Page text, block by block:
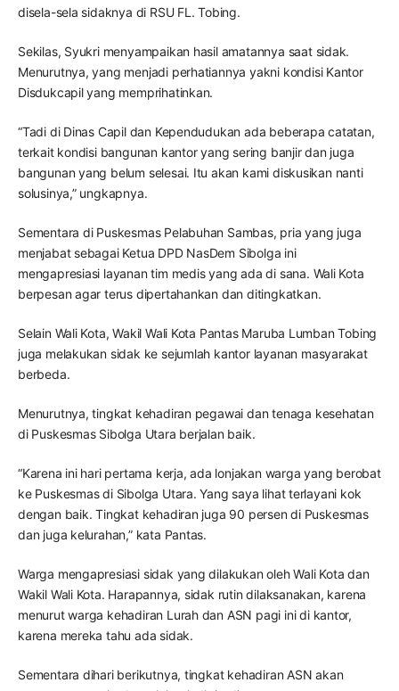
disela-sela sidaknya di RSU FL. Tobing.
Sekilas, Syukri menyampaikan hasil amatannya saat sidak.
Menurutnya, yang menjadi perhatiannya yakni kondisi Kantor
Disdukcapil yang memprihatinkan.
“Tadi di Dinas Capil dan Kependudukan ada beberapa catatan,
terkait kondisi bangunan kantor yang sering banjir dan juga
bangunan yang belum selesai. Itu akan kami diskusikan nanti
solusinya,” ungkapnya.
Sementara di Puskesmas Pelabuhan Sambas, pria yang juga
menjabat sebagai Ketua DPD NasDem Sibolga ini
mengapresiasi layanan tim medis yang ada di sana. Wali Kota
berpesan agar terus dipertahankan dan ditingkatkan.
Selain Wali Kota, Wakil Wali Kota Pantas Maruba Lumban Tobing
juga melakukan sidak ke sejumlah kantor layanan masyarakat
berbeda.
Menurutnya, tingkat kehadiran pegawai dan tenaga kesehatan
di Puskesmas Sibolga Utara berjalan baik.
“Karena ini hari pertama kerja, ada lonjakan warga yang berobat
ke Puskesmas di Sibolga Utara. Yang saya lihat terlayani kok
dengan baik. Tingkat kehadiran juga 90 persen di Puskesmas
dan juga kelurahan,” kata Pantas.
Warga mengapresiasi sidak yang dilakukan oleh Wali Kota dan
Wakil Wali Kota. Harapannya, sidak rutin dilaksanakan, karena
menurut warga kehadiran Lurah dan ASN pagi ini di kantor,
karena mereka tahu ada sidak.
Sementara dihari berikutnya, tingkat kehadiran ASN akan